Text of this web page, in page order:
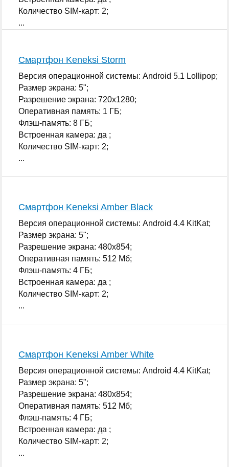
Количество SIM-карт: 2;
...
Смартфон Keneksi Storm
Версия операционной системы: Android 5.1 Lollipop;
Размер экрана: 5";
Разрешение экрана: 720x1280;
Оперативная память: 1 ГБ;
Флэш-память: 8 ГБ;
Встроенная камера: да ;
Количество SIM-карт: 2;
...
Смартфон Keneksi Amber Black
Версия операционной системы: Android 4.4 KitKat;
Размер экрана: 5";
Разрешение экрана: 480x854;
Оперативная память: 512 Мб;
Флэш-память: 4 ГБ;
Встроенная камера: да ;
Количество SIM-карт: 2;
...
Смартфон Keneksi Amber White
Версия операционной системы: Android 4.4 KitKat;
Размер экрана: 5";
Разрешение экрана: 480x854;
Оперативная память: 512 Мб;
Флэш-память: 4 ГБ;
Встроенная камера: да ;
Количество SIM-карт: 2;
...